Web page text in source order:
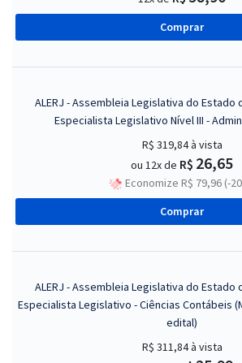
Comprar
ALERJ - Assembleia Legislativa do Estado
Especialista Legislativo Nível III -
R$ 319,84à vista
ou 12x de R$ 26,65
Economize R$ 79,96 (-
Comprar
ALERJ - Assembleia Legislativa do Estado
Especialista Legislativo - Ciências Contábeis
edital)
R$ 311,84à vista